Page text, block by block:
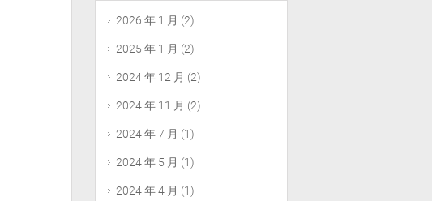
2026 年 1 月 (2)
2025 年 1 月 (2)
2024 年 12 月 (2)
2024 年 11 月 (2)
2024 年 7 月 (1)
2024 年 5 月 (1)
2024 年 4 月 (1)